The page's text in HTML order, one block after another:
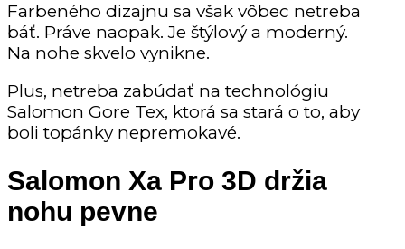
Farbeného dizajnu sa však vôbec netreba
báť. Práve naopak. Je štýlový a moderný.
Na nohe skvelo vynikne.
Plus, netreba zabúdať na technológiu
Salomon Gore Tex, ktorá sa stará o to, aby
boli topánky nepremokavé.
Salomon Xa Pro 3D držia
nohu pevne